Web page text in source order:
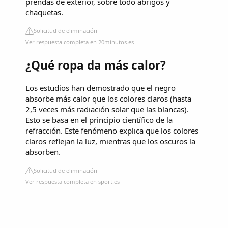
chaquetas.
Solicitud de eliminación
Ver respuesta completa en 20minutos.es
¿Qué ropa da más calor?
Los estudios han demostrado que el negro
absorbe más calor que los colores claros (hasta
2,5 veces más radiación solar que las blancas).
Esto se basa en el principio científico de la
refracción. Este fenómeno explica que los colores
claros reflejan la luz, mientras que los oscuros la
absorben.
Solicitud de eliminación
Ver respuesta completa en sport.es